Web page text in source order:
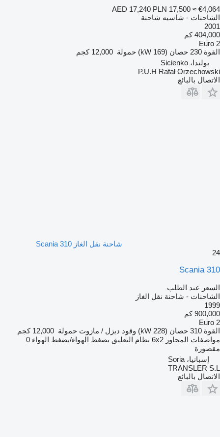
AED 17,240 PLN 17,500 ≈ €4,064
الشاحنات - شاسيه شاحنة
2001
404,000 كم
Euro 2
القوة 230 حصان (169 kW) حمولة 12,000 كجم
بولندا، Sicienko
P.U.H Rafał Orzechowski
الاتصال بالبائع
شاحنة نقل الغاز Scania 310
24
Scania 310
السعر عند الطلب
الشاحنات - شاحنة نقل الغاز
1999
900,000 كم
Euro 2
القوة 310 حصان (228 kW) وقود ديزل / مازوت حمولة 12,000 كجم
مواصفات المحاور 6x2 نظام التعليق بضغط الهواء/بضغط الهواء 0
مقصورة
إسبانيا، Soria
TRANSLER S.L
الاتصال بالبائع